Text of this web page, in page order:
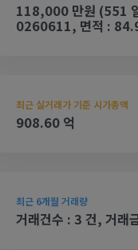
118,000 만원 (551
0260611, 면적 :
최근 실거래가 기준 시가총액
908.60 억
최근 6개월 거래량
거래건수 : 3 건, 거래